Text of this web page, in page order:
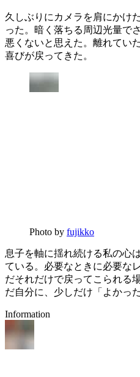
久しぶりにカメラを肩にかけ
った。暗く落ちる周辺光量で
悪くないと思えた。離れてい
喜びが戻ってきた。
Photo by fujikko
息子を軸に揺れ続ける私の心
ている。必要なときに必要な
だそれだけで戻ってこられる
だ自分に、少しだけ「よかっ
Information